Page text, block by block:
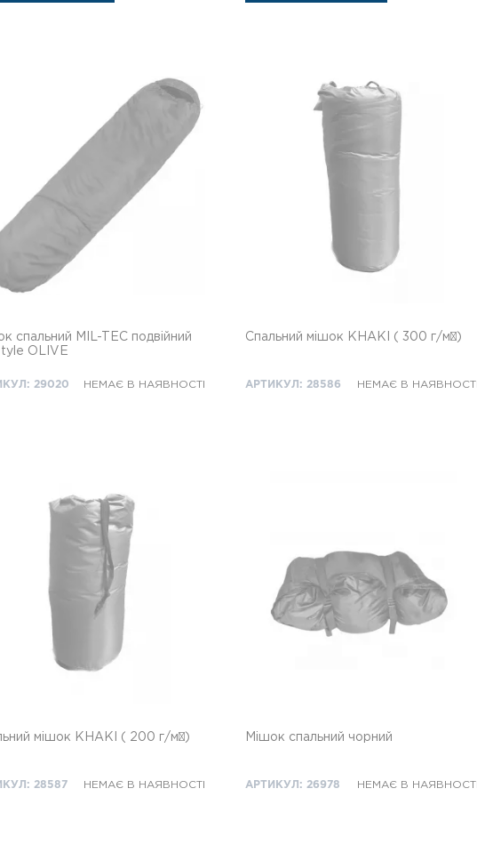
спальний MIL-TEC подвійний
OLIVE
29020 НЕМАЄ В НАЯВНОСТІ
Спальний мішок KHAKI ( 300 г/м²)
АРТИКУЛ: 28586 НЕМАЄ В НАЯВНОСТІ
мішок KHAKI ( 200 г/м²)
28587 НЕМАЄ В НАЯВНОСТІ
Мішок спальний чорний
АРТИКУЛ: 26978 НЕМАЄ В НАЯВНОСТІ